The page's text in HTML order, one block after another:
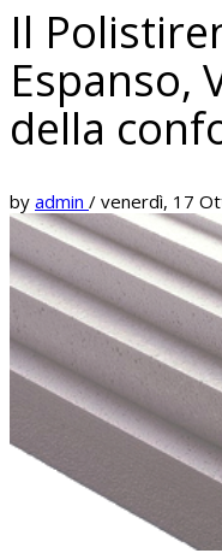
Il
Espanso,
della
by admin / venerdì, 17